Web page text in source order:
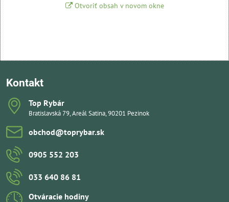
Otvoriť obsah v novom okne
Kontakt
Top Rybár
Bratislavská 79, Areál Satina, 90201 Pezinok
obchod​@toprybar​.sk
0905 552 203
033 640 86 81
Otváracie hodiny